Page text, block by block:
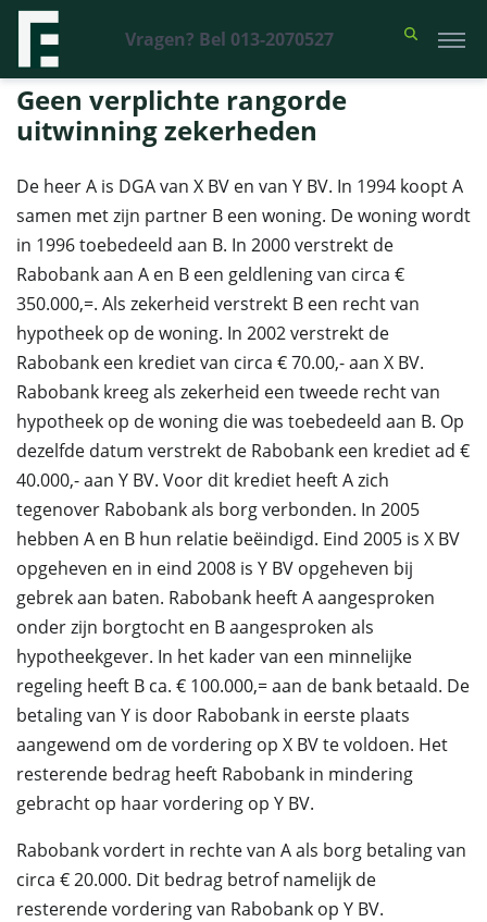
Vragen? Bel 013-2070527
Financieel Recht Advocaten >Uitspraken>Geen verplichte rangorde
uitwinning zekerheden
Geen verplichte rangorde
uitwinning zekerheden
De heer A is DGA van X BV en van Y BV. In 1994 koopt A
samen met zijn partner B een woning. De woning wordt
in 1996 toebedeeld aan B. In 2000 verstrekt de
Rabobank aan A en B een geldlening van circa €
350.000,=. Als zekerheid verstrekt B een recht van
hypotheek op de woning. In 2002 verstrekt de
Rabobank een krediet van circa € 70.00,- aan X BV.
Rabobank kreeg als zekerheid een tweede recht van
hypotheek op de woning die was toebedeeld aan B. Op
dezelfde datum verstrekt de Rabobank een krediet ad €
40.000,- aan Y BV. Voor dit krediet heeft A zich
tegenover Rabobank als borg verbonden. In 2005
hebben A en B hun relatie beëindigd. Eind 2005 is X BV
opgeheven en in eind 2008 is Y BV opgeheven bij
gebrek aan baten. Rabobank heeft A aangesproken
onder zijn borgtocht en B aangesproken als
hypotheekgever. In het kader van een minnelijke
regeling heeft B ca. € 100.000,= aan de bank betaald. De
betaling van Y is door Rabobank in eerste plaats
aangewend om de vordering op X BV te voldoen. Het
resterende bedrag heeft Rabobank in mindering
gebracht op haar vordering op Y BV.
Rabobank vordert in rechte van A als borg betaling van
circa € 20.000. Dit bedrag betrof namelijk de
resterende vordering van Rabobank op Y BV.